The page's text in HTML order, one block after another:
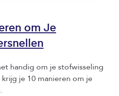
om Je
handig om je stofwisseling
je 10 manieren om je